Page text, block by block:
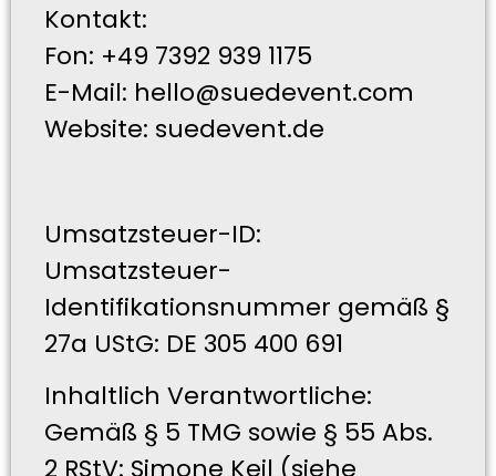
Kontakt:
Fon: +49 7392 939 1175
E-Mail: hello@suedevent.com
Website: suedevent.de
Umsatzsteuer-ID:
Umsatzsteuer-
Identifikationsnummer gemäß §
27a UStG: DE 305 400 691
Inhaltlich Verantwortliche:
Gemäß § 5 TMG sowie § 55 Abs.
2 RStV: Simone Keil (siehe